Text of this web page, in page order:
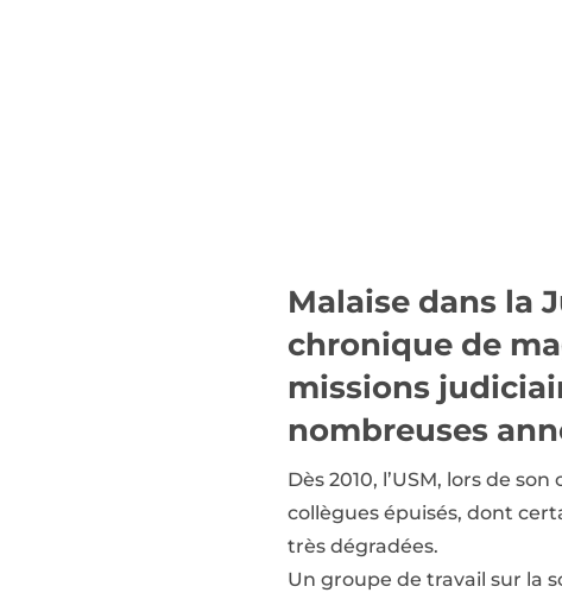
Malaise dans la
chronique de
missions
nombreuses
Dès 2010, l’USM, lors de
collègues épuisés, dont
très dégradées.
Un groupe de travail sur la